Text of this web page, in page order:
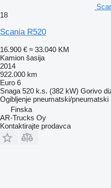
18
Scania R520
16.900 € ≈ 33.040 KM
Kamion šasija
2014
922.000 km
Euro 6
Snaga 520 k.s. (382 kW) Gorivo
Ogibljenje pneumatski/pneumatski
Finska
AR-Trucks Oy
Kontaktirajte prodavca